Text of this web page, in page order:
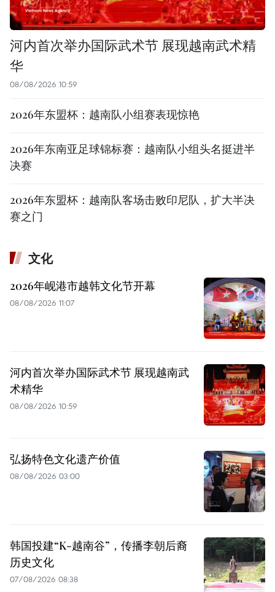
河内首次举办国际武术节 展现越南武术精
华
08/08/2026 10:59
2026年东盟杯：越南队小组赛表现惊艳
2026年东南亚足球锦标赛：越南队小组头名挺进半
决赛
2026年东盟杯：越南队客场击败印尼队，扩大半决
赛之门
文化
2026年岘港市越韩文化节开幕
08/08/2026 11:07
河内首次举办国际武术节 展现越南武
术精华
08/08/2026 10:59
弘扬特色文化遗产价值
08/08/2026 03:00
韩国投建“K-越南谷”，传播李朝后裔
历史文化
07/08/2026 08:38